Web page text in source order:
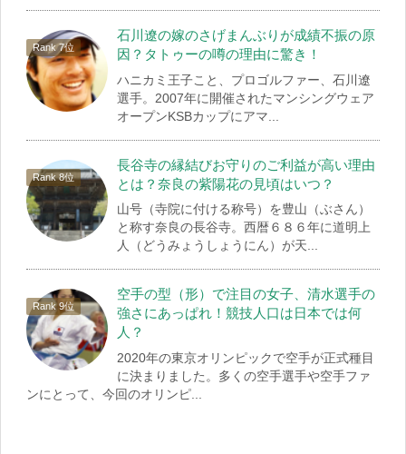
石川遼の嫁のさげまんぶりが成績不振の原
因？タトゥーの噂の理由に驚き！
ハニカミ王子こと、プロゴルファー、石川遼
選手。2007年に開催されたマンシングウェア
オープンKSBカップにアマ...
長谷寺の縁結びお守りのご利益が高い理由
とは？奈良の紫陽花の見頃はいつ？
山号（寺院に付ける称号）を豊山（ぶさん）
と称す奈良の長谷寺。西暦６８６年に道明上
人（どうみょうしょうにん）が天...
空手の型（形）で注目の女子、清水選手の
強さにあっぱれ！競技人口は日本では何
人？
2020年の東京オリンピックで空手が正式種目
に決まりました。多くの空手選手や空手ファ
ンにとって、今回のオリンピ...